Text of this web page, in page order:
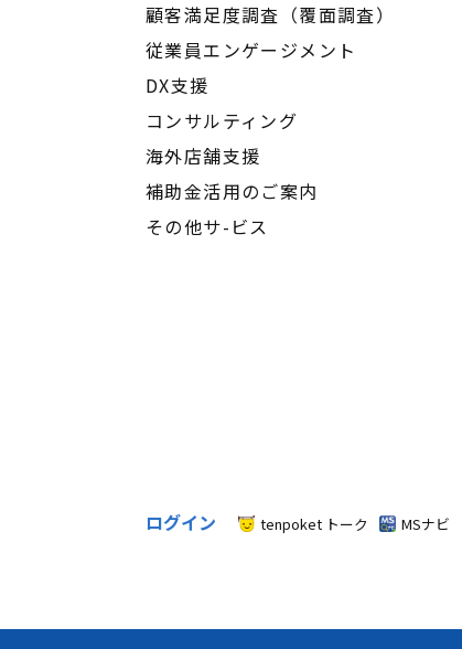
顧客満足度調査（覆面調査）
従業員エンゲージメント
DX支援
コンサルティング
海外店舗支援
補助金活用のご案内
その他サ-ビス
ログイン tenpoket トーク MSナビ